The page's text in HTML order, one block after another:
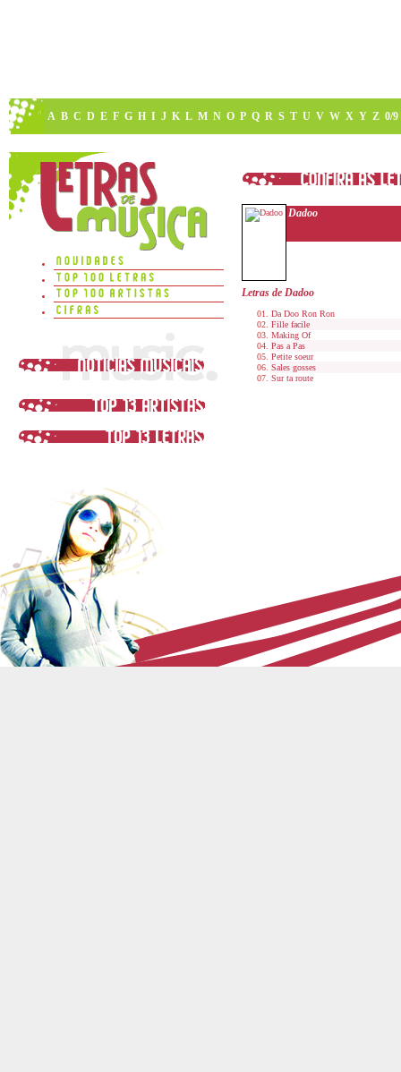
A B C D E F G H I J K L M N O P Q R S T U V W X Y Z 0/9
Dadoo
Letras de Dadoo
Da Doo Ron Ron
Fille facile
Making Of
Pas a Pas
Petite soeur
Sales gosses
Sur ta route